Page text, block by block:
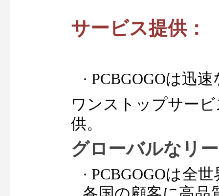
サービス提供：
· PCBGOGOは迅
ワンストップサー
供。
グローバルなリ
· PCBGOGOは全